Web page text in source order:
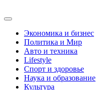
Экономика и бизнес
Политика и Мир
Авто и техника
Lifestyle
Спорт и здоровье
Наука и образование
Культура